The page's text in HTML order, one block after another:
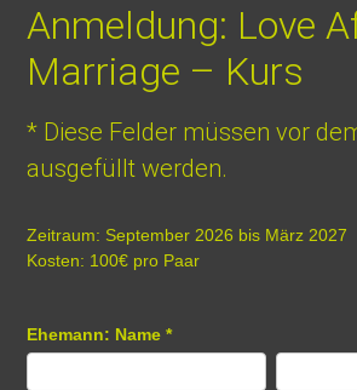
Anmeldung: Love
Marriage – Kurs
* Diese Felder müssen vor
ausgefüllt werden.
Love
Zeitraum: September 2026 bis März 2027
Kosten: 100€ pro Paar
Ehemann: Name *